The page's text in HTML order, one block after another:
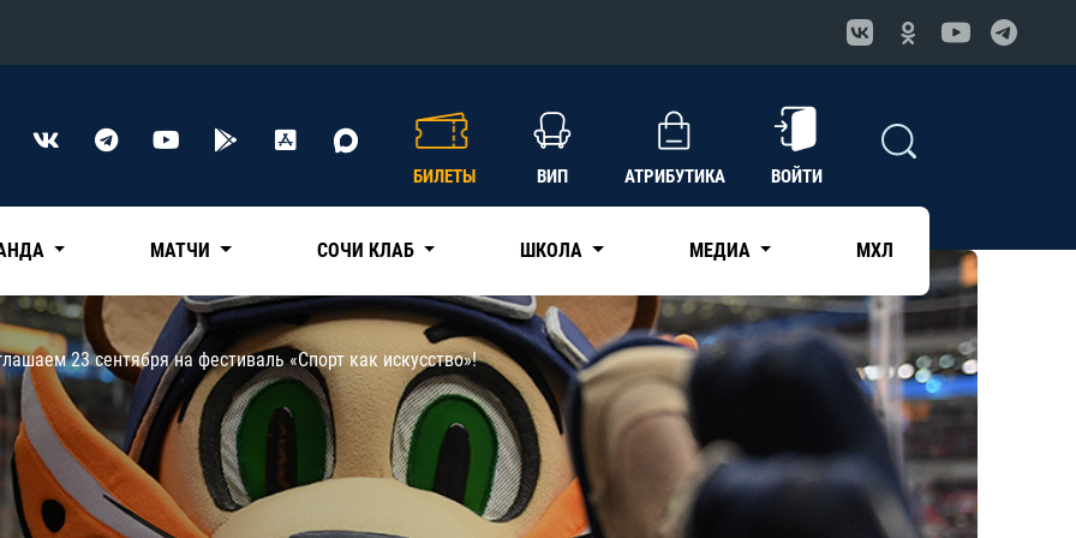
Конференция «Восток»
Нефтехимик
Трактор
Дивизион Чернышева
Авангард
Адмирал
КХЛ
БИЛЕТЫ ВИП АТРИБУТИКА ВОЙТИ
МАТЧИ СОЧИ КЛАБ ШКОЛА МЕДИА МХЛ
23 сентября на фестиваль «Спорт как искусство»!